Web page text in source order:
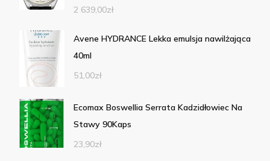
2 639,00zł
Avene HYDRANCE Lekka emulsja nawilżająca
40ml
51,00zł
Ecomax Boswellia Serrata Kadzidłowiec Na
Stawy 90Kaps
23,90zł